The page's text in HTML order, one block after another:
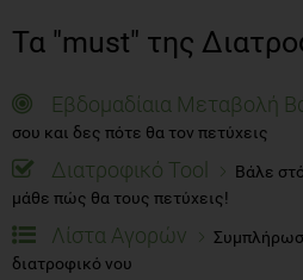
Τα "must" της
Εβδομαδίαια Μεταβολή
σου και δες πότε θα τον πετύχεις
Διατροφικό Tool
Βάλε
μάθε πώς θα τους πετύχεις!
Λίστα Αγορών
διατροφικό νου